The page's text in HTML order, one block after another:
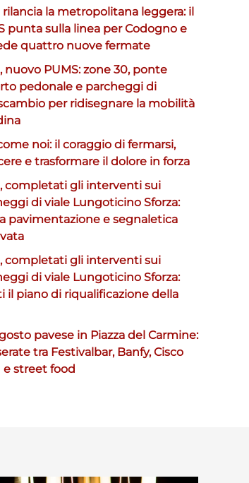
rilancia la metropolitana leggera: il
punta sulla linea per Codogno e
quattro nuove fermate
nuovo PUMS: zone 30, ponte
pedonale e parcheggi di
per ridisegnare la mobilità
noi: il coraggio di fermarsi,
e trasformare il dolore in forza
completati gli interventi sui
di viale Lungoticino Sforza:
pavimentazione e segnaletica
completati gli interventi sui
di viale Lungoticino Sforza:
il piano di riqualificazione della
pavese in Piazza del Carmine:
tra Festivalbar, Banfy, Cisco
e street food